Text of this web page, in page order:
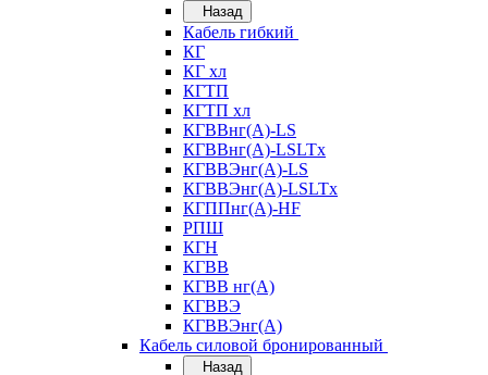
Назад
Кабель гибкий
КГ
КГ хл
КГТП
КГТП хл
КГВВнг(А)-LS
КГВВнг(А)-LSLTx
КГВВЭнг(А)-LS
КГВВЭнг(А)-LSLTx
КГППнг(А)-HF
РПШ
КГН
КГВВ
КГВВ нг(А)
КГВВЭ
КГВВЭнг(А)
Кабель силовой бронированный
Назад